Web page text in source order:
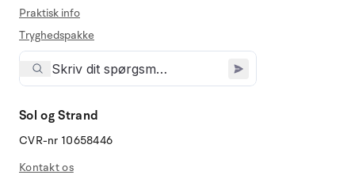
Praktisk info
Tryghedspakke
Sol og Strand
CVR-nr 10658446
Kontakt os